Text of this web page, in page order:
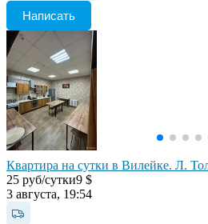
Написать
Квартира на сутки в Вилейке. Л.
25 руб/сутки9 $
3 августа, 19:54